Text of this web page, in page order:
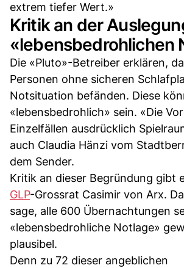
extrem tiefer Wert.»
Kritik an der
«lebensbedrohlichen
Die «Pluto»-Betreiber erklären,
Personen ohne sicheren
Notsituation befänden. Diese
«lebensbedrohlich» sein. «Die
Einzelfällen ausdrücklich
auch Claudia Hänzi vom
dem Sender.
Kritik an dieser Begründung gibt
GLP-Grossrat Casimir von Arx.
sage, alle 600 Übernachtungen
«lebensbedrohliche Notlage»
plausibel.
Denn zu 72 dieser angeblichen